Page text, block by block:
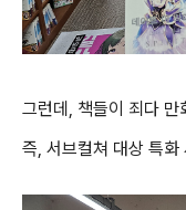
그런데, 책들이 죄다
즉, 서브컬쳐 대상 특화